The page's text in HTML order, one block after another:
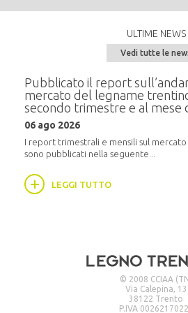
ULTIME NEWS
Vedi tutte le
Pubblicato il report
mercato del legname
secondo trimestre e al mese
06 ago 2026
I report trimestrali e mensili sul
sono pubblicati nella seguente...
LEGGI TUTTO
© 2008 CCIAA
Via Calepina, 13
38122 Trento
P.IVA